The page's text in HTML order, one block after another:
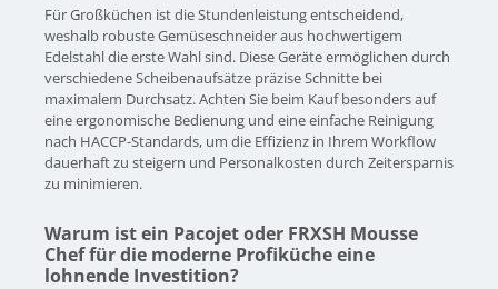
Für Großküchen ist die Stundenleistung entscheidend,
weshalb robuste Gemüseschneider aus hochwertigem
Edelstahl die erste Wahl sind. Diese Geräte ermöglichen durch
verschiedene Scheibenaufsätze präzise Schnitte bei
maximalem Durchsatz. Achten Sie beim Kauf besonders auf
eine ergonomische Bedienung und eine einfache Reinigung
nach HACCP-Standards, um die Effizienz in Ihrem Workflow
dauerhaft zu steigern und Personalkosten durch Zeitersparnis
zu minimieren.
Warum ist ein Pacojet oder FRXSH Mousse
Chef für die moderne Profiküche eine
lohnende Investition?